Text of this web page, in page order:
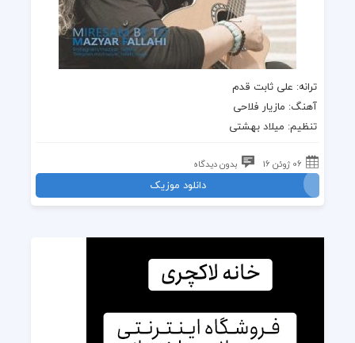
ترانه: علی ثابت قدم
آهنگ: مازیار فلاحی
تنظیم: میلاد بهشتی
06 ژوئن 16 بدون دیدگاه
دانلود موزیک